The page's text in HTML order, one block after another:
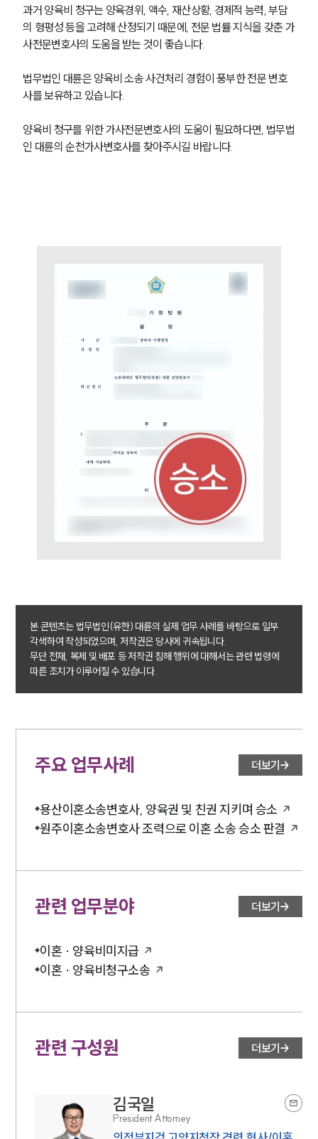
통합검색
AI대륜
이혼 주요 업무사례
이혼 법률정보
법률지식인
이혼소송·상담후기
상간자위자료계산기
구성원 소개
이혼전문변호사
언론보도
공지사항
법률 블로그
법률서식
뉴스레터/브로슈어
세미나
과거 양육비 청구는 양육경위, 액수, 재산상황, 경제적 능력, 부담
의 형평성 등을 고려해 산정되기 때문에, 전문 법률 지식을 갖춘 가
사전문변호사의 도움을 받는 것이 좋습니다.
법무법인 대륜은 양육비 소송 사건처리 경험이 풍부한 전문 변호
사를 보유하고 있습니다.
양육비 청구를 위한 가사전문변호사의 도움이 필요하다면, 법무법
인 대륜의 순천가사변호사를 찾아주시길 바랍니다.
본 콘텐츠는 법무법인(유한) 대륜의 실제 업무 사례를 바탕으로 일부
각색하여 작성되었으며, 저작권은 당사에 귀속됩니다.
무단 전재, 복제 및 배포 등 저작권 침해 행위에 대해서는 관련 법령에
따른 조치가 이루어질 수 있습니다.
주요 업무사례 더보기
용산이혼소송변호사, 양육권 및 친권 지키며 승소
원주이혼소송변호사 조력으로 이혼 소송 승소 판결
관련 업무분야 더보기
이혼 · 양육비미지급
이혼 · 양육비청구소송
관련 구성원 더보기
김국일
President Attorney